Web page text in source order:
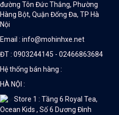
đường Tôn Đức Thắng, Phường
Hàng Bột, Quận Đống Đa, TP Hà
Nội
Email : info@mohinhxe.net
ĐT : 0903244145 - 02466863684
Hệ thống bán hàng :
HÀ NỘI :
Store 1 : Tầng 6 Royal Tea,
Ocean Kids , Số 6 Dương Đình